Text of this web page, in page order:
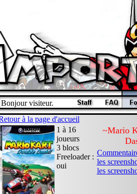
Bonjour visiteur.
à la page d'accueil
1 à 16
joueurs
3 blocs
Freeloader :
oui
~Mario
les
les